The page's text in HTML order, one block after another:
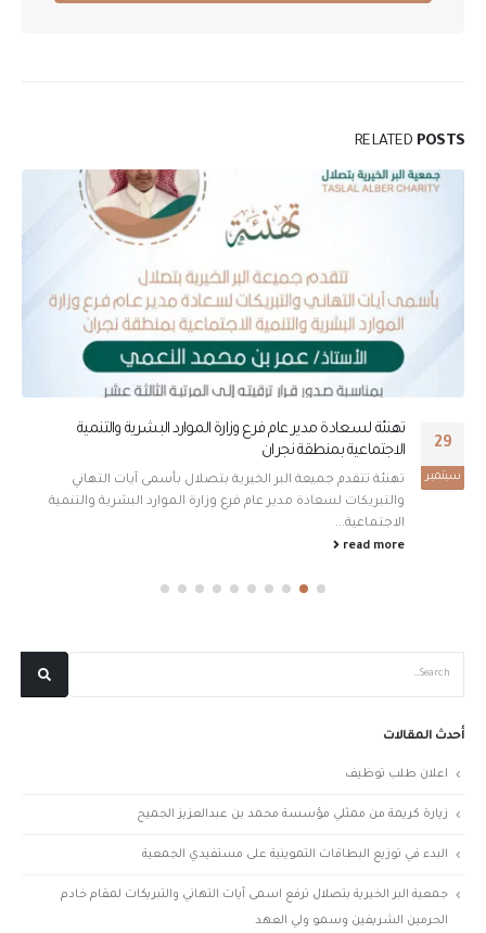
RELATED POSTS
29
سبتمبر
تهنئة لسعادة مدير عام فرع وزارة الموارد البشرية والتنمية
الاجتماعية بمنطقة نجران
تهنئة تتقدم جميعة البر الخيرية بتصلال بأسمى آيات التهاني
والتبريكات لسعادة مدير عام فرع وزارة الموارد البشرية والتنمية
الاجتماعية...
read more
أحدث المقالات
اعلان طلب توظيف
زيارة كريمة من ممثلي مؤسسة محمد بن عبدالعزيز الجميح
البدء في توزيع البطاقات التموينية على مستفيدي الجمعية
جمعية البر الخيرية بتصلال ترفع اسمى آيات التهاني والتبريكات لمقام خادم
الحرمين الشريفين وسمو ولي العهد